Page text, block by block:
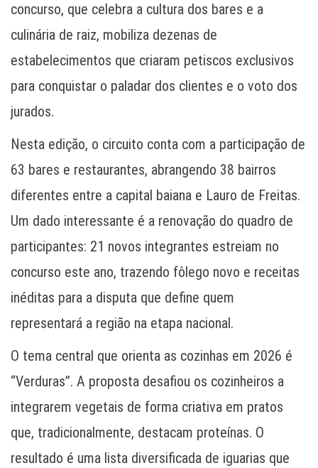
concurso, que celebra a cultura dos bares e a
culinária de raiz, mobiliza dezenas de
estabelecimentos que criaram petiscos exclusivos
para conquistar o paladar dos clientes e o voto dos
jurados.
Nesta edição, o circuito conta com a participação de
63 bares e restaurantes, abrangendo 38 bairros
diferentes entre a capital baiana e Lauro de Freitas.
Um dado interessante é a renovação do quadro de
participantes: 21 novos integrantes estreiam no
concurso este ano, trazendo fôlego novo e receitas
inéditas para a disputa que define quem
representará a região na etapa nacional.
O tema central que orienta as cozinhas em 2026 é
“Verduras”. A proposta desafiou os cozinheiros a
integrarem vegetais de forma criativa em pratos
que, tradicionalmente, destacam proteínas. O
resultado é uma lista diversificada de iguarias que